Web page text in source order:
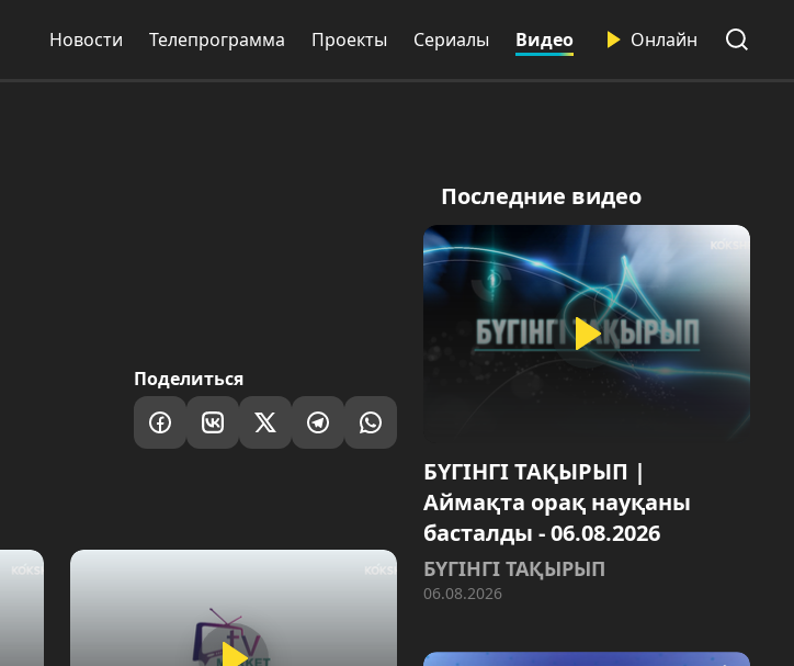
Новости Телепрограмма Проекты Сериалы Видео Онлайн
Поделиться
Последние видео
БҮГІНГІ ТАҚЫРЫП |
Аймақта орақ науқаны
басталды - 06.08.2026
БҮГІНГІ ТАҚЫРЫП
06.08.2026